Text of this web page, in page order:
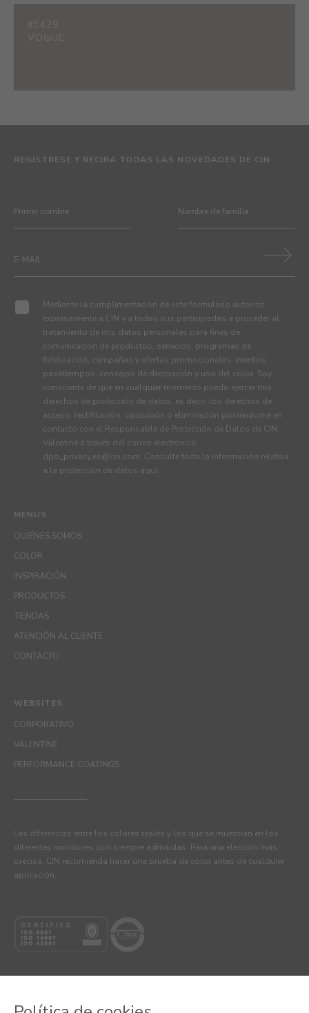
#E429
VOGUE
MENUS
QUIÉNES SOMOS
COLOR
INSPIRACIÓN
PRODUCTOS
TIENDAS
ATENCIÓN AL CLIENTE
CONTACTO
REGÍSTRESE Y RECIBA TODAS LAS NOVEDADES DE CIN
Mediante la cumplimentación de este formulario autorizo
expresamente a CIN y a todas sus participadas a proceder al
tratamiento de mis datos personales para fines de
comunicación de productos, servicios, programas de
fidelización, campañas y ofertas promocionales, eventos,
pasatiempos, consejos de decoración y uso del color. Soy
consciente de que en cualquier momento puedo ejercer mis
derechos de protección de datos, es decir, los derechos de
acceso, rectificación, oposición o eliminación poniéndome en
contacto con el Responsable de Protección de Datos de CIN
Valentine a través del correo electrónico
dpo_privacy.es@cin.com. Consulte toda la información relativa
a la protección de datos aquí.
WEBSITES
CORPORATIVO
VALENTINE
PERFORMANCE COATINGS
Las diferencias entre los colores reales y los que se muestran en los
diferentes monitores son siempre admitidas. Para una elección más
precisa, CIN recomienda hacer una prueba de color antes de cualquier
aplicación.